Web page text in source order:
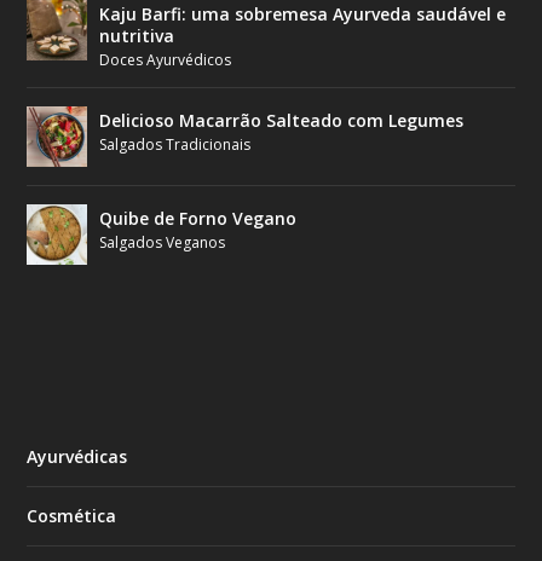
Kaju Barfi: uma sobremesa Ayurveda saudável e
nutritiva
Doces Ayurvédicos
Delicioso Macarrão Salteado com Legumes
Salgados Tradicionais
Quibe de Forno Vegano
Salgados Veganos
Ayurvédicas
Cosmética